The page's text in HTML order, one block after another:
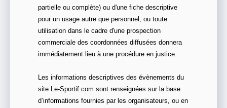
partielle ou complète) ou d'une fiche descriptive
pour un usage autre que personnel, ou toute
utilisation dans le cadre d'une prospection
commerciale des coordonnées diffusées donnera
immédiatement lieu à une procédure en justice.
Les informations descriptives des évènements du
site Le-Sportif.com sont renseignées sur la base
d’informations fournies par les organisateurs, ou en